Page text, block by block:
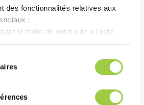
des fonctionnalités relatives aux
;
le trafic de notre site à l’aide
de les paramétrer.​ Pas de
vous pourrez également modifier à
vos choix dans l'onglet Gérer